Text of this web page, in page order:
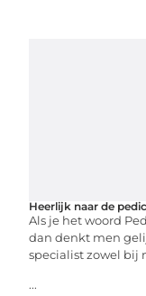
Heerlijk naar de
Als je het woord
dan denkt men
specialist zowel bij
...